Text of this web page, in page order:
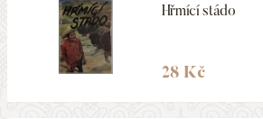
Hřmící stádo
28 Kč